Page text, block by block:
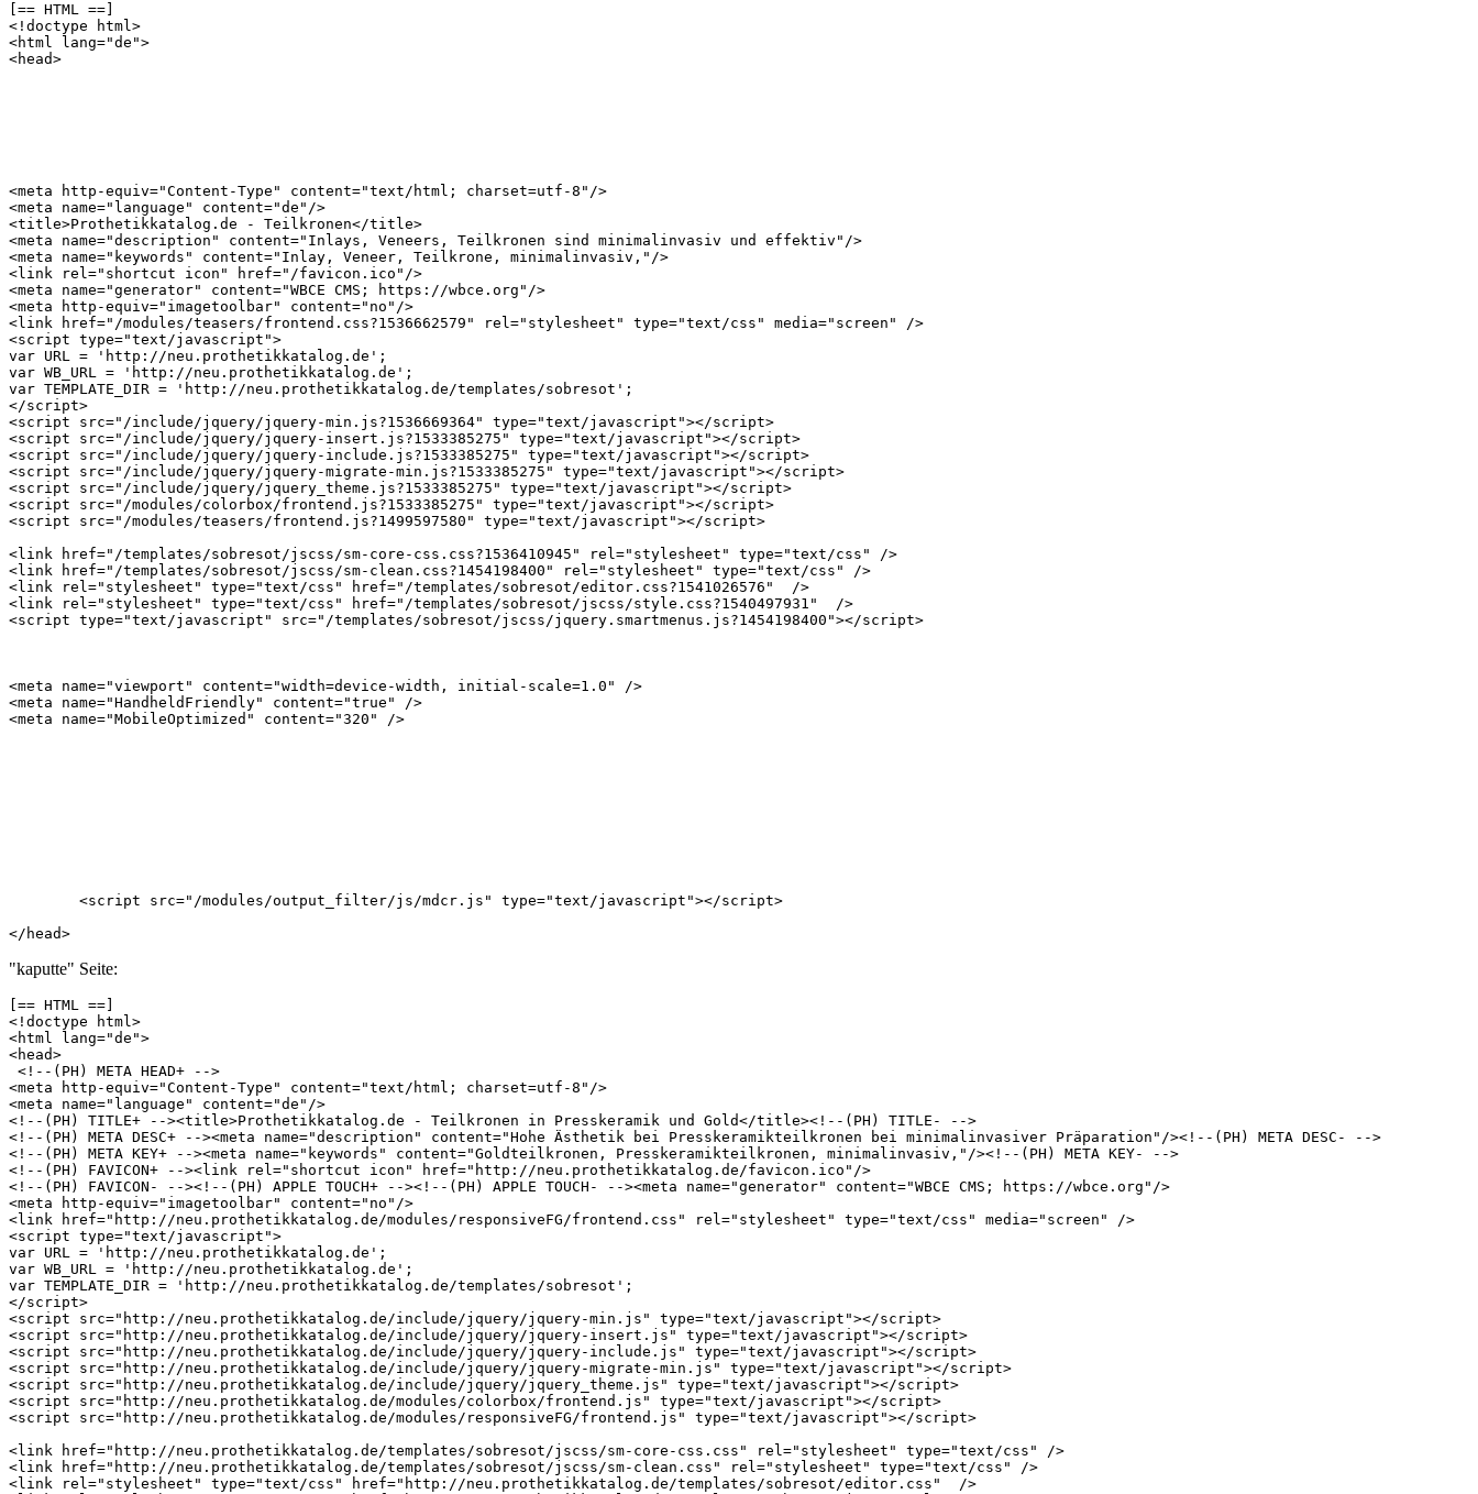
[== HTML ==]
<!doctype html>
<html lang="de">
<head>
<meta http-equiv="Content-Type" content="text/html; charset=utf-8"/>
<meta name="language" content="de"/>
<title>Prothetikkatalog.de - Teilkronen</title>
<meta name="description" content="Inlays, Veneers, Teilkronen sind minimalinvasiv und effektiv"/>
<meta name="keywords" content="Inlay, Veneer, Teilkrone, minimalinvasiv,"/>
<link rel="shortcut icon" href="/favicon.ico"/>
<meta name="generator" content="WBCE CMS; https://wbce.org"/>
<meta http-equiv="imagetoolbar" content="no"/>
<link href="/modules/teasers/frontend.css?1536662579" rel="stylesheet" type="text/css" media="screen" />
<script type="text/javascript">
var URL = 'http://neu.prothetikkatalog.de';
var WB_URL = 'http://neu.prothetikkatalog.de';
var TEMPLATE_DIR = 'http://neu.prothetikkatalog.de/templates/sobresot';
</script>
<script src="/include/jquery/jquery-min.js?1536669364" type="text/javascript"></script>
<script src="/include/jquery/jquery-insert.js?1533385275" type="text/javascript"></script>
<script src="/include/jquery/jquery-include.js?1533385275" type="text/javascript"></script>
<script src="/include/jquery/jquery-migrate-min.js?1533385275" type="text/javascript"></script>
<script src="/include/jquery/jquery_theme.js?1533385275" type="text/javascript"></script>
<script src="/modules/colorbox/frontend.js?1533385275" type="text/javascript"></script>
<script src="/modules/teasers/frontend.js?1499597580" type="text/javascript"></script>
<link href="/templates/sobresot/jscss/sm-core-css.css?1536410945" rel="stylesheet" type="text/css" />
<link href="/templates/sobresot/jscss/sm-clean.css?1454198400" rel="stylesheet" type="text/css" />
<link rel="stylesheet" type="text/css" href="/templates/sobresot/editor.css?1541026576"  />
<link rel="stylesheet" type="text/css" href="/templates/sobresot/jscss/style.css?1540497931"  />
<script type="text/javascript" src="/templates/sobresot/jscss/jquery.smartmenus.js?1454198400"></script>
<meta name="viewport" content="width=device-width, initial-scale=1.0" />
<meta name="HandheldFriendly" content="true" />
<meta name="MobileOptimized" content="320" />
</head>
"kaputte" Seite:
[== HTML ==]
<!doctype html>
<html lang="de">
<head>
<!--(PH) META HEAD+ -->
<meta http-equiv="Content-Type" content="text/html; charset=utf-8"/>
<meta name="language" content="de"/>
<!--(PH) TITLE+ --><title>Prothetikkatalog.de - Teilkronen in Presskeramik und Gold</title><!--(PH) TITLE- -->
<!--(PH) META DESC+ --><meta name="description" content="Hohe Ästhetik bei Presskeramikteilkronen bei minimalinvasiver Präparation"/><!--(PH) META DESC- -->
<!--(PH) META KEY+ --><meta name="keywords" content="Goldteilkronen, Presskeramikteilkronen, minimalinvasiv,"/><!--(PH) META KEY- -->
<!--(PH) FAVICON+ --><link rel="shortcut icon" href="http://neu.prothetikkatalog.de/favicon.ico"/>
<!--(PH) FAVICON- --><!--(PH) APPLE TOUCH+ --><!--(PH) APPLE TOUCH- --><meta name="generator" content="WBCE CMS; https://wbce.org"/>
<meta http-equiv="imagetoolbar" content="no"/>
<link href="http://neu.prothetikkatalog.de/modules/responsiveFG/frontend.css" rel="stylesheet" type="text/css" media="screen" />
<script type="text/javascript">
var URL = 'http://neu.prothetikkatalog.de';
var WB_URL = 'http://neu.prothetikkatalog.de';
var TEMPLATE_DIR = 'http://neu.prothetikkatalog.de/templates/sobresot';
</script>
<script src="http://neu.prothetikkatalog.de/include/jquery/jquery-min.js" type="text/javascript"></script>
<script src="http://neu.prothetikkatalog.de/include/jquery/jquery-insert.js" type="text/javascript"></script>
<script src="http://neu.prothetikkatalog.de/include/jquery/jquery-include.js" type="text/javascript"></script>
<script src="http://neu.prothetikkatalog.de/include/jquery/jquery-migrate-min.js" type="text/javascript"></script>
<script src="http://neu.prothetikkatalog.de/include/jquery/jquery_theme.js" type="text/javascript"></script>
<script src="http://neu.prothetikkatalog.de/modules/colorbox/frontend.js" type="text/javascript"></script>
<script src="http://neu.prothetikkatalog.de/modules/responsiveFG/frontend.js" type="text/javascript"></script>
<link href="http://neu.prothetikkatalog.de/templates/sobresot/jscss/sm-core-css.css" rel="stylesheet" type="text/css" />
<link href="http://neu.prothetikkatalog.de/templates/sobresot/jscss/sm-clean.css" rel="stylesheet" type="text/css" />
<link rel="stylesheet" type="text/css" href="http://neu.prothetikkatalog.de/templates/sobresot/editor.css"  />